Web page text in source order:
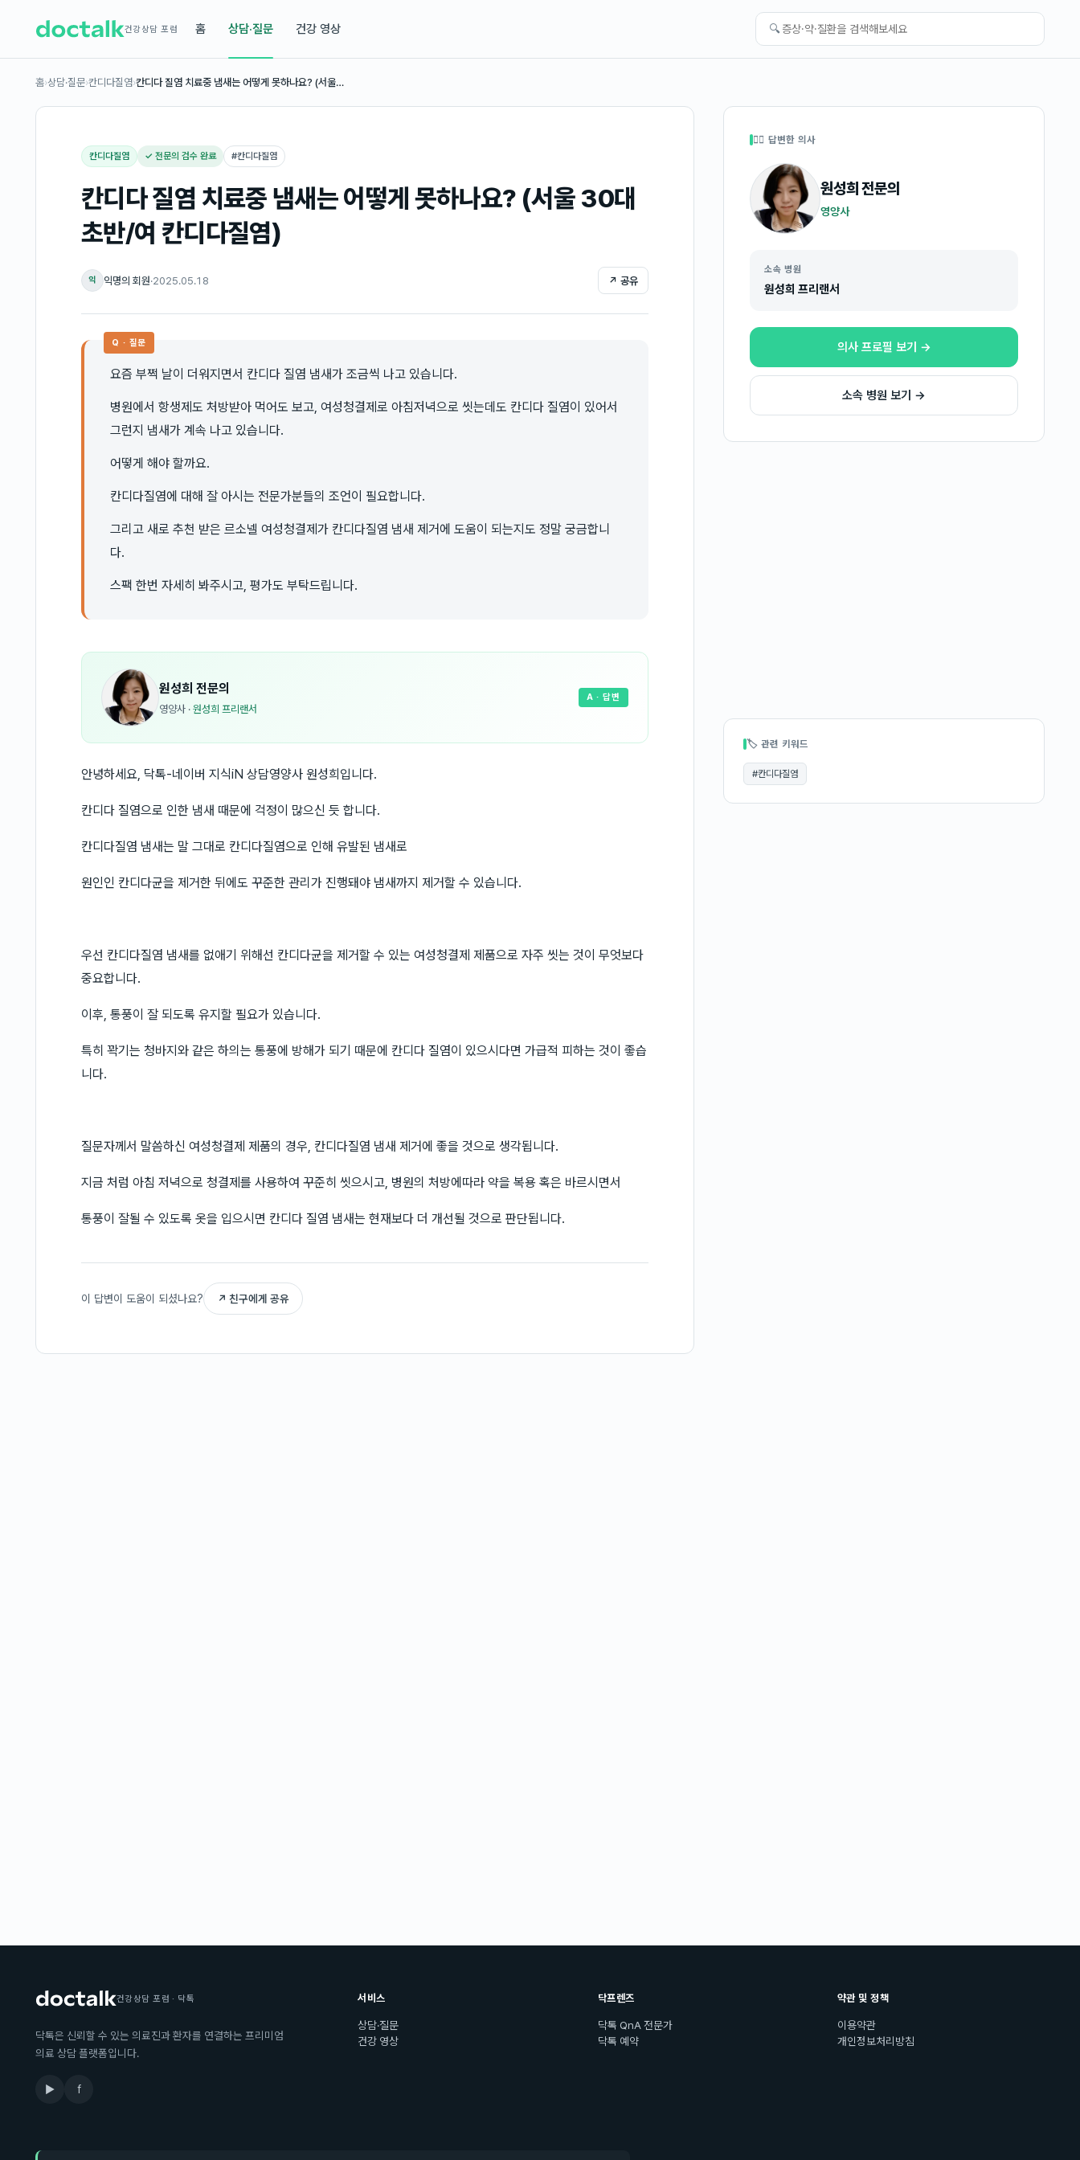
건강상담 포럼 홈 상담·질문 건강 영상 🔍
홈›상담·질문›칸디다질염›칸디다 질염 치료중 냄새는 어떻게 못하나요? (서울…
칸디다질염 ✓ 전문의 검수 완료 #칸디다질염
칸디다 질염 치료중 냄새는 어떻게 못하나요? (서울 30대
초반/여 칸디다질염)
익 익명의 회원·2025.05.18 ↗ 공유
Q · 질문
요즘 부쩍 날이 더워지면서 칸디다 질염 냄새가 조금씩 나고 있습니다.
병원에서 항생제도 처방받아 먹어도 보고, 여성청결제로 아침저녁으로 씻는데도 칸디다 질염이 있어서
그런지 냄새가 계속 나고 있습니다.
어떻게 해야 할까요.
칸디다질염에 대해 잘 아시는 전문가분들의 조언이 필요합니다.
그리고 새로 추천 받은 르소넬 여성청결제가 칸디다질염 냄새 제거에 도움이 되는지도 정말 궁금합니
다.
스팩 한번 자세히 봐주시고, 평가도 부탁드립니다.
원성희 전문의
영양사 · 원성희 프리랜서
A · 답변
안녕하세요, 닥톡-네이버 지식iN 상담영양사 원성희입니다.
칸디다 질염으로 인한 냄새 때문에 걱정이 많으신 듯 합니다.
칸디다질염 냄새는 말 그대로 칸디다질염으로 인해 유발된 냄새로
원인인 칸디다균을 제거한 뒤에도 꾸준한 관리가 진행돼야 냄새까지 제거할 수 있습니다.
우선 칸디다질염 냄새를 없애기 위해선 칸디다균을 제거할 수 있는 여성청결제 제품으로 자주 씻는 것이 무엇보다
중요합니다.
이후, 통풍이 잘 되도록 유지할 필요가 있습니다.
특히 꽉기는 청바지와 같은 하의는 통풍에 방해가 되기 때문에 칸디다 질염이 있으시다면 가급적 피하는 것이 좋습
니다.
질문자께서 말씀하신 여성청결제 제품의 경우, 칸디다질염 냄새 제거에 좋을 것으로 생각됩니다.
지금 처럼 아침 저녁으로 청결제를 사용하여 꾸준히 씻으시고, 병원의 처방에따라 약을 복용 혹은 바르시면서
통풍이 잘될 수 있도록 옷을 입으시면 칸디다 질염 냄새는 현재보다 더 개선될 것으로 판단됩니다.
이 답변이 도움이 되셨나요? ↗ 친구에게 공유
👩‍⚕️ 답변한 의사
원성희전문의
영양사
소속 병원
원성희 프리랜서
의사 프로필 보기 →
소속 병원 보기 →
🏷 관련 키워드
#칸디다질염
건강상담 포럼 · 닥톡
닥톡은 신뢰할 수 있는 의료진과 환자를 연결하는 프리미엄
의료 상담 플랫폼입니다.
▶ f
서비스
상담·질문
건강 영상
닥프렌즈
닥톡 QnA 전문가
닥톡 예약
약관 및 정책
이용약관
개인정보처리방침